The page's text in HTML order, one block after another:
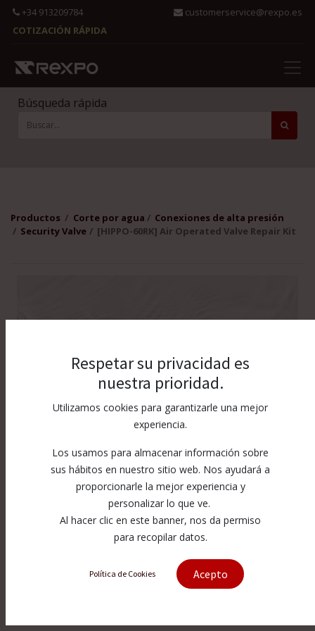
+34 913209784
customerservice@rexpo.es
COTIZACIÓN RÁPIDA
Búsqueda rápida
Productos Corte por agua
Conexiones de alta presión
Security Valve
[HIPPO-60RK] Air Operated Valve Repair Kit
[HIPPO-60RK] Air Operated Valve
Respetar su privacidad es
nuestra prioridad.
Utilizamos cookies para garantizarle una mejor
experiencia.
Los usamos para almacenar información sobre
sus hábitos en nuestro sitio web. Nos ayudará a
proporcionarle la mejor experiencia y
personalizar lo que ve.
Al hacer clic en este banner, nos da permiso
para recopilar datos.
Política de Cookies Acepto